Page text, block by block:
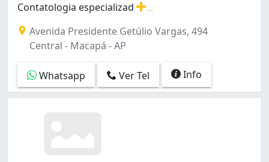
Contatologia especializad
Avenida Presidente Getúlio Vargas, 494
Central - Macapá - AP
Whatsapp Ver Tel Info